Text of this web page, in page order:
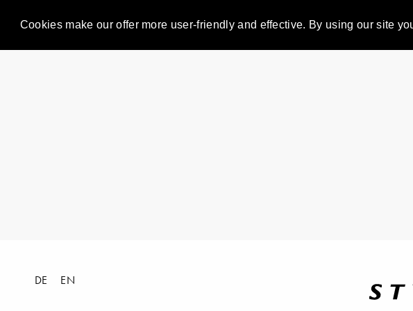
Cookies make our offer more user-friendly and effective. By using our site
DE EN